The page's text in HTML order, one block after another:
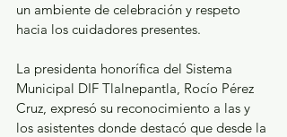
un ambiente de celebración y respeto
hacia los cuidadores presentes.
La presidenta honorífica del Sistema
Municipal DIF Tlalnepantla, Rocío Pérez
Cruz, expresó su reconocimiento a las y
los asistentes donde destacó que desde la